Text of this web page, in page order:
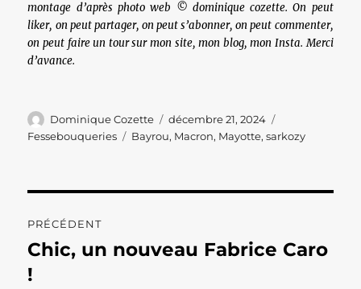
montage d’après photo web © dominique cozette. On peut
liker, on peut partager, on peut s’abonner, on peut commenter,
on peut faire un tour sur mon site, mon blog, mon Insta. Merci
d’avance.
Auteur
Dominique Cozette
Publié
le
décembre 21, 2024
Fessebouqueries
Étiquettes
Bayrou, Macron, Mayotte,sarkozy
de
l’article
PRÉCÉDENT
Publication
précédente :
Chic, un nouveau Fabrice Caro
!